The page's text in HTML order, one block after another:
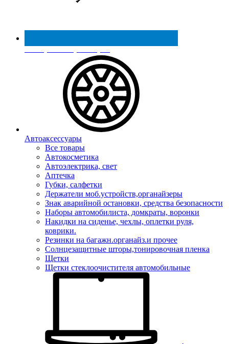
Реестр МинПромТорга
Автоаксессуары
Все товары
Автокосметика
Автоэлектрика, свет
Аптечка
Губки, салфетки
Держатели моб.устройств,органайзеры
Знак аварийной остановки, средства безопасности
Наборы автомобилиста, домкраты, воронки
Накидки на сиденье, чехлы, оплетки руля,
коврики.
Резинки на багажн.органайз.и прочее
Солнцезащитные шторы,тонировочная пленка
Щетки
Щетки стеклоочистителя автомобильные